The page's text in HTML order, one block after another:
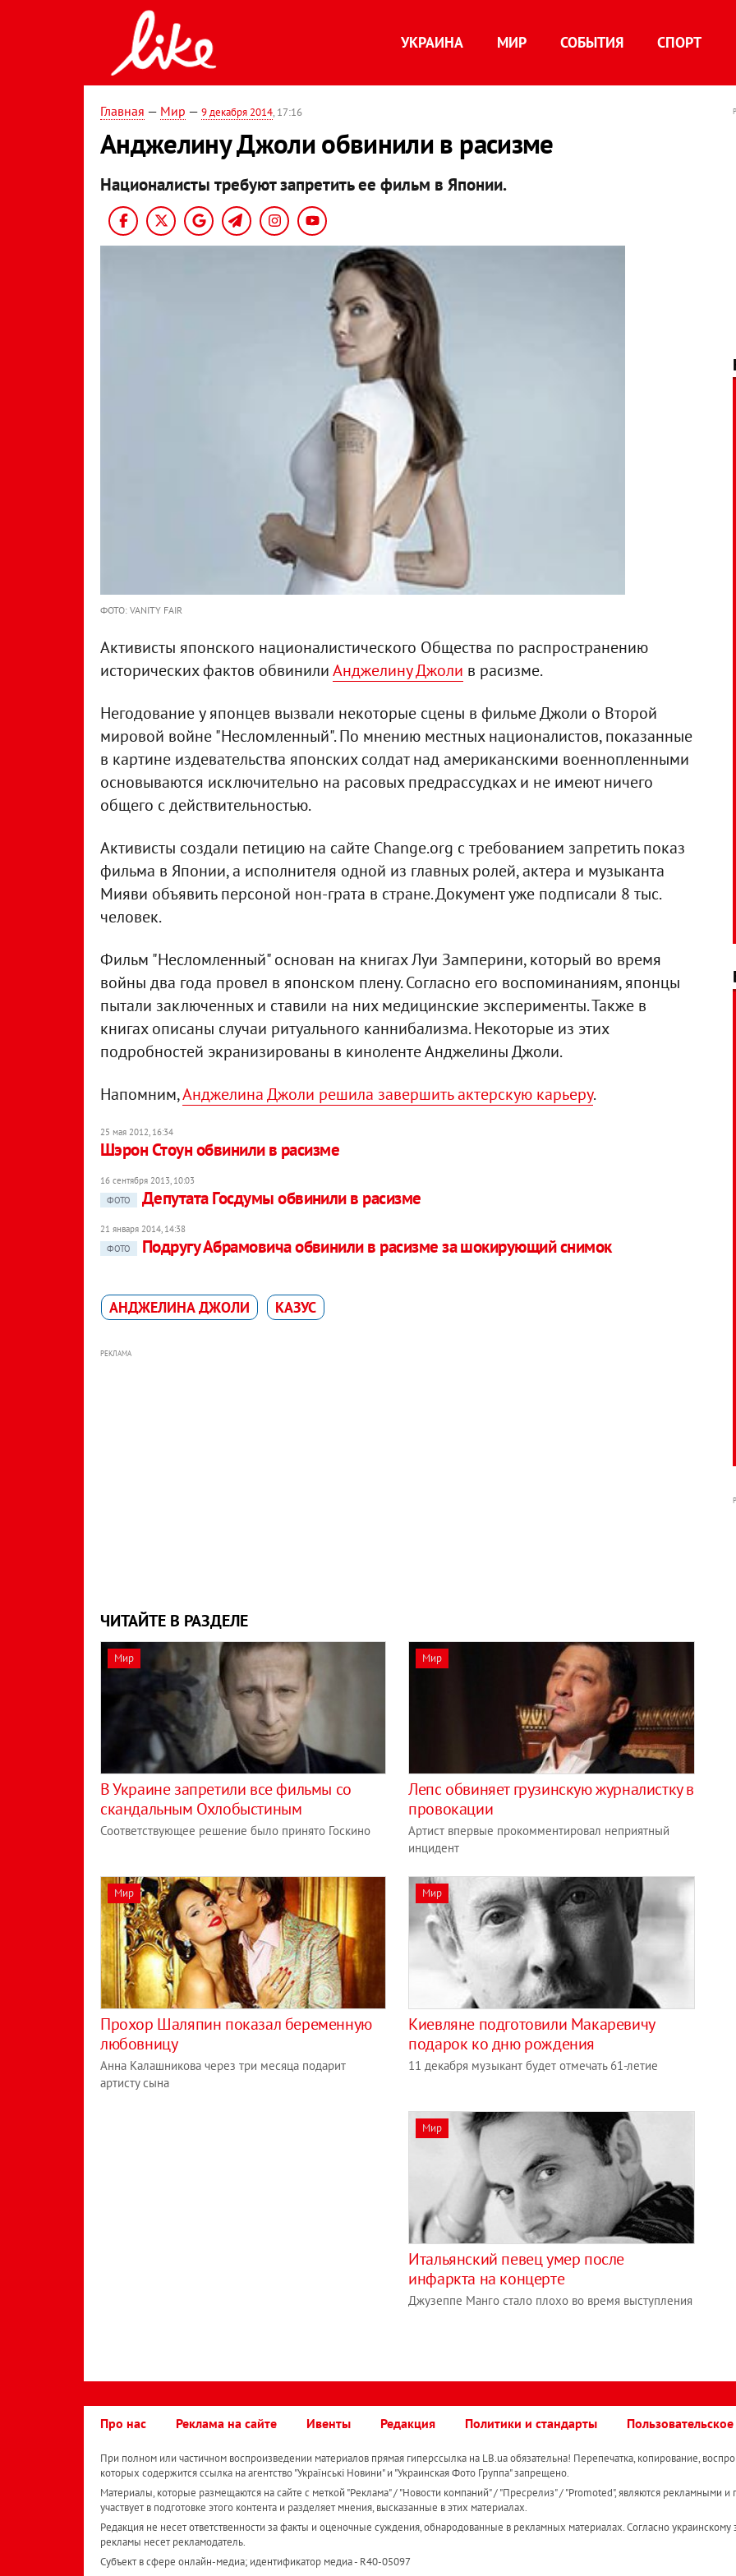
УКРАИНА МИР СОБЫТИЯ СПОРТ
Главная — Мир — 9 декабря 2014, 17:16
Анджелину Джоли обвинили в расизме
Националисты требуют запретить ее фильм в Японии.
ФОТО: VANITY FAIR
Активисты японского националистического Общества по распространению
исторических фактов обвинилиАнджелину Джоли в расизме.
Негодование у японцев вызвали некоторые сцены в фильме Джоли о Второй
мировой войне "Несломленный". По мнению местных националистов, показанные
в картине издевательства японских солдат над американскими военнопленными
основываются исключительно на расовых предрассудках и не имеют ничего
общего с действительностью.
Активисты создали петицию на сайте Change.org с требованием запретить показ
фильма в Японии, а исполнителя одной из главных ролей, актера и музыканта
Мияви объявить персоной нон-грата в стране. Документ уже подписали 8 тыс.
человек.
Фильм "Несломленный" основан на книгах Луи Замперини, который во время
войны два года провел в японском плену. Согласно его воспоминаниям, японцы
пытали заключенных и ставили на них медицинские эксперименты. Также в
книгах описаны случаи ритуального каннибализма. Некоторые из этих
подробностей экранизированы в киноленте Анджелины Джоли.
Напомним,Анджелина Джоли решила завершить актерскую карьеру.
25 мая 2012, 16:34
Шэрон Стоун обвинили в расизме
16 сентября 2013, 10:03
ФОТО
Депутата Госдумы обвинили в расизме
21 января 2014, 14:38
ФОТО
Подругу Абрамовича обвинили в расизме за шокирующий снимок
АНДЖЕЛИНА ДЖОЛИ КАЗУС
РЕКЛАМА
ЧИТАЙТЕ В РАЗДЕЛЕ
Мир
В Украине запретили все фильмы со
скандальным Охлобыстиным
Соответствующее решение было принято Госкино
Мир
Лепс обвиняет грузинскую журналистку в
провокации
Артист впервые прокомментировал неприятный
инцидент
Мир
Прохор Шаляпин показал беременную
любовницу
Анна Калашникова через три месяца подарит
артисту сына
Мир
Киевляне подготовили Макаревичу
подарок ко дню рождения
11 декабря музыкант будет отмечать 61-летие
Мир
Итальянский певец умер после
инфаркта на концерте
Джузеппе Манго стало плохо во время выступления
Про нас Реклама на сайте Ивенты Редакция Политики и стандарты
При полном или частичном воспроизведении материалов прямая гиперссылка на LB.ua обязательна! Перепечатка, копирование,
которых содержится ссылка на агентство "Українськi Новини" и "Украинская Фото Группа" запрещено.
Материалы, которые размещаются на сайте с меткой "Реклама" / "Новости компаний" / "Пресрелиз" / "Promoted", являются рекламными и
участвует в подготовке этого контента и разделяет мнения, высказанные в этих материалах.
Редакция не несет ответственности за факты и оценочные суждения, обнародованные в рекламных материалах. Согласно украинскому
рекламы несет рекламодатель.
Субъект в сфере онлайн-медиа; идентификатор медиа - R40-05097